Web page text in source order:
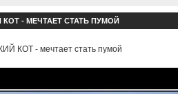
- МЕЧТАЕТ СТАТЬ ПУМОЙ
КОТ - мечтает стать пумой